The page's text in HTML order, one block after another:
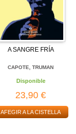
A SANGRE FRÍA
CAPOTE, TRUMAN
Disponible
23,90 €
AFEGIR A LA CISTELLA